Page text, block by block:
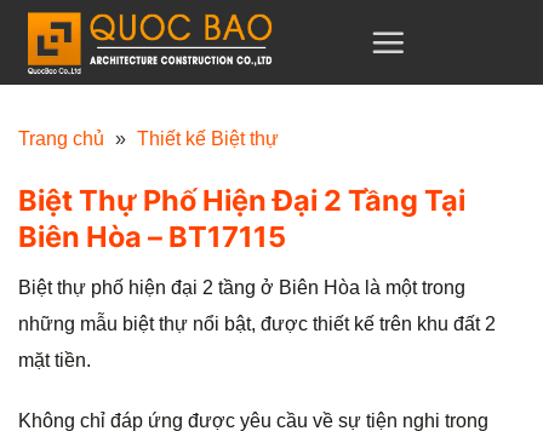
u
Trang chủ » Thiết kế Biệt thự
Biệt Thự Phố Hiện Đại 2 Tầng Tại
Biên Hòa – BT17115
Biệt thự phố hiện đại 2 tầng ở Biên Hòa là một trong
những mẫu biệt thự nổi bật, được thiết kế trên khu đất 2
mặt tiền.
Không chỉ đáp ứng được yêu cầu về sự tiện nghi trong